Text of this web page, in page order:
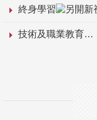
終身學習
技術及職業教育